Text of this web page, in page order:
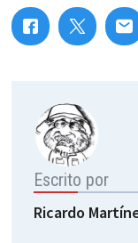
Escrito por
Ricardo